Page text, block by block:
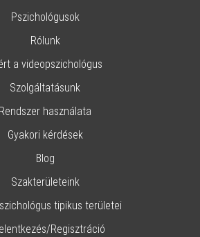
Pszichológusok
Rólunk
a videopszichológus
Szolgáltatásunk
Rendszer használata
Gyakori kérdések
Blog
Szakterületeink
tipikus területei
Regisztráció